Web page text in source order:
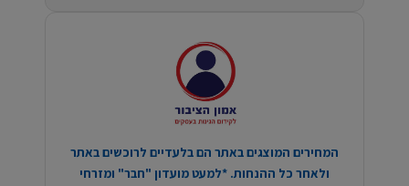
המחירים המוצגים באתר הם בלעדיים לרוכשים באתר
ולאחר כל ההנחות. *למעט מועדון "חבר" ומזרחי